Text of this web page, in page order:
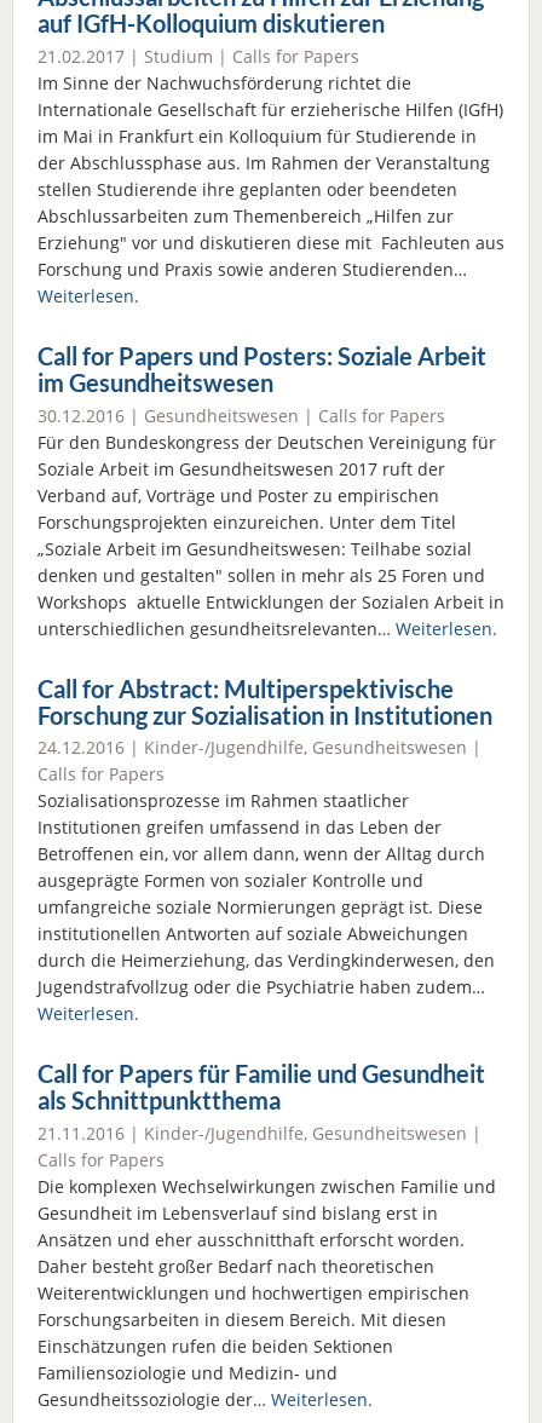
auf IGfH-Kolloquium diskutieren
21.02.2017 | Studium | Calls for Papers
Im Sinne der Nachwuchsförderung richtet die
Internationale Gesellschaft für erzieherische Hilfen (IGfH)
im Mai in Frankfurt ein Kolloquium für Studierende in
der Abschlussphase aus. Im Rahmen der Veranstaltung
stellen Studierende ihre geplanten oder beendeten
Abschlussarbeiten zum Themenbereich „Hilfen zur
Erziehung" vor und diskutieren diese mit Fachleuten aus
Forschung und Praxis sowie anderen Studierenden…
Weiterlesen.
Call for Papers und Posters: Soziale Arbeit
im Gesundheitswesen
30.12.2016 | Gesundheitswesen | Calls for Papers
Für den Bundeskongress der Deutschen Vereinigung für
Soziale Arbeit im Gesundheitswesen 2017 ruft der
Verband auf, Vorträge und Poster zu empirischen
Forschungsprojekten einzureichen. Unter dem Titel
„Soziale Arbeit im Gesundheitswesen: Teilhabe sozial
denken und gestalten" sollen in mehr als 25 Foren und
Workshops aktuelle Entwicklungen der Sozialen Arbeit in
unterschiedlichen gesundheitsrelevanten… Weiterlesen.
Call for Abstract: Multiperspektivische
Forschung zur Sozialisation in Institutionen
24.12.2016 | Kinder-/Jugendhilfe, Gesundheitswesen |
Calls for Papers
Sozialisationsprozesse im Rahmen staatlicher
Institutionen greifen umfassend in das Leben der
Betroffenen ein, vor allem dann, wenn der Alltag durch
ausgeprägte Formen von sozialer Kontrolle und
umfangreiche soziale Normierungen geprägt ist. Diese
institutionellen Antworten auf soziale Abweichungen
durch die Heimerziehung, das Verdingkinderwesen, den
Jugendstrafvollzug oder die Psychiatrie haben zudem…
Weiterlesen.
Call for Papers für Familie und Gesundheit
als Schnittpunktthema
21.11.2016 | Kinder-/Jugendhilfe, Gesundheitswesen |
Calls for Papers
Die komplexen Wechselwirkungen zwischen Familie und
Gesundheit im Lebensverlauf sind bislang erst in
Ansätzen und eher ausschnitthaft erforscht worden.
Daher besteht großer Bedarf nach theoretischen
Weiterentwicklungen und hochwertigen empirischen
Forschungsarbeiten in diesem Bereich. Mit diesen
Einschätzungen rufen die beiden Sektionen
Familiensoziologie und Medizin- und
Gesundheitssoziologie der… Weiterlesen.